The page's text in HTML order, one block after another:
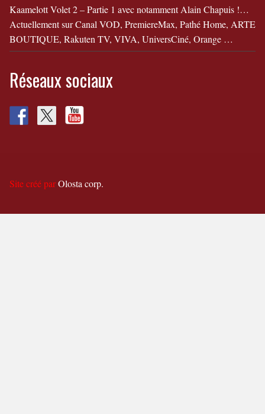
Kaamelott Volet 2 – Partie 1 avec notamment Alain Chapuis !…
Actuellement sur Canal VOD, PremiereMax, Pathé Home, ARTE
BOUTIQUE, Rakuten TV, VIVA, UniversCiné, Orange …
Réseaux sociaux
Site créé parOlosta corp.